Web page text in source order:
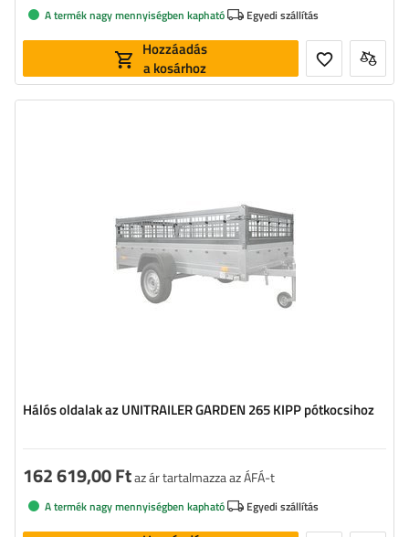
A termék nagy mennyiségben kapható Egyedi szállítás
Hozzáadás
a kosárhoz
Hálós oldalak az UNITRAILER GARDEN 265 KIPP pótkocsihoz
162 619,00 Ftaz ár tartalmazza az ÁFÁ-t
A termék nagy mennyiségben kapható Egyedi szállítás